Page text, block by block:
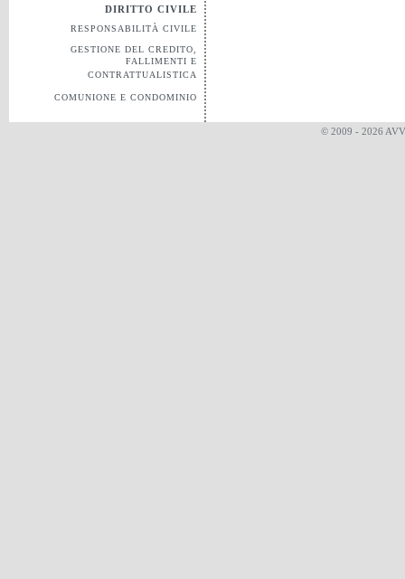
DIRITTO CIVILE
RESPONSABILITÀ CIVILE
GESTIONE DEL CREDITO,
FALLIMENTI E
CONTRATTUALISTICA
COMUNIONE E CONDOMINIO
© 2009 - 2026